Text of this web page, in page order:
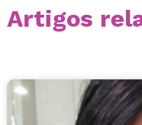
Artigos